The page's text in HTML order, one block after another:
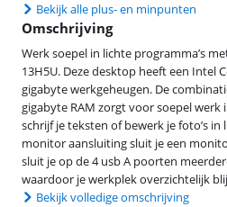
Bekijk alle plus- en minpunten
Omschrijving
Werk soepel in lichte programma’s
13H5U. Deze desktop heeft een Intel
gigabyte werkgeheugen. De
gigabyte RAM zorgt voor soepel werk
schrijf je teksten of bewerk je foto’s in
monitor aansluiting sluit je een
sluit je op de 4 usb A poorten
waardoor je werkplek overzichtelijk
Bekijk volledige omschrijving